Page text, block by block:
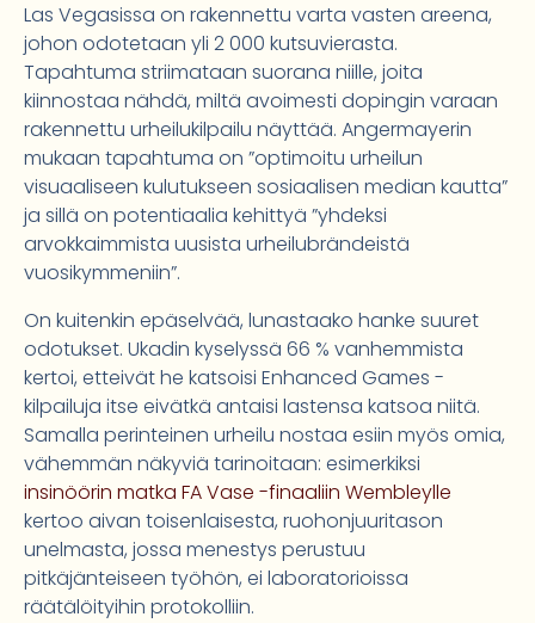
Las Vegasissa on rakennettu varta vasten areena,
johon odotetaan yli 2 000 kutsuvierasta.
Tapahtuma striimataan suorana niille, joita
kiinnostaa nähdä, miltä avoimesti dopingin varaan
rakennettu urheilukilpailu näyttää. Angermayerin
mukaan tapahtuma on ”optimoitu urheilun
visuaaliseen kulutukseen sosiaalisen median kautta”
ja sillä on potentiaalia kehittyä ”yhdeksi
arvokkaimmista uusista urheilubrändeistä
vuosikymmeniin”.
On kuitenkin epäselvää, lunastaako hanke suuret
odotukset. Ukadin kyselyssä 66 % vanhemmista
kertoi, etteivät he katsoisi Enhanced Games -
kilpailuja itse eivätkä antaisi lastensa katsoa niitä.
Samalla perinteinen urheilu nostaa esiin myös omia,
vähemmän näkyviä tarinoitaan: esimerkiksi
insinöörin matka FA Vase -finaaliin Wembleylle
kertoo aivan toisenlaisesta, ruohonjuuritason
unelmasta, jossa menestys perustuu
pitkäjänteiseen työhön, ei laboratorioissa
räätälöityihin protokolliin.